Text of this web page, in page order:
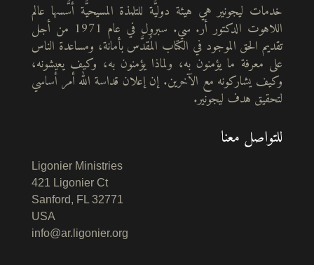
خدمات ليجونير هي هيئة دوليَّة للتلمذة المسيحيَّة أسَّسها عالم
اللاهوت الدكتور أر. سي. سبرول في عام 1971 من أجل
تقديم الحق الموجود في الكتاب المُقدَّس بأمانة، ومساعدة الناس
على معرفة ما يؤمنون به، ولماذا يؤمنون به، وكيف يعيشونه،
وكيف يشاركونه مع الآخرين. إن إعلان قداسة الله أمر أساسي
لتحقيق هدف ليجونير.
للتواصل معنا
Ligonier Ministries
421 Ligonier Ct
Sanford, FL 32771
USA
info@ar.ligonier.org